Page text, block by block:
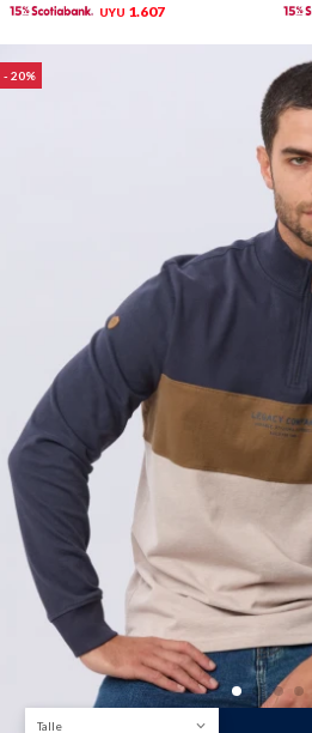
UYU 1.607
20
Talle